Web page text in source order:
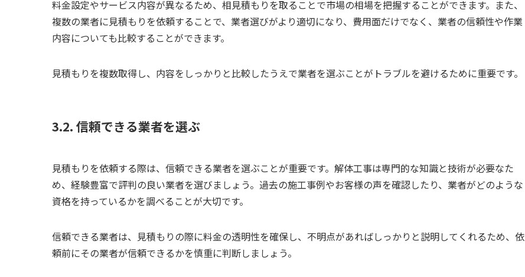
料金設定やサービス内容が異なるため、相見積もりを取ることで市場の相場を把握することができます。また、
複数の業者に見積もりを依頼することで、業者選びがより適切になり、費用面だけでなく、業者の信頼性や作業
内容についても比較することができます。
見積もりを複数取得し、内容をしっかりと比較したうえで業者を選ぶことがトラブルを避けるために重要です。
3.2. 信頼できる業者を選ぶ
見積もりを依頼する際は、信頼できる業者を選ぶことが重要です。解体工事は専門的な知識と技術が必要なた
め、経験豊富で評判の良い業者を選びましょう。過去の施工事例やお客様の声を確認したり、業者がどのような
資格を持っているかを調べることが大切です。
信頼できる業者は、見積もりの際に料金の透明性を確保し、不明点があればしっかりと説明してくれるため、依
頼前にその業者が信頼できるかを慎重に判断しましょう。